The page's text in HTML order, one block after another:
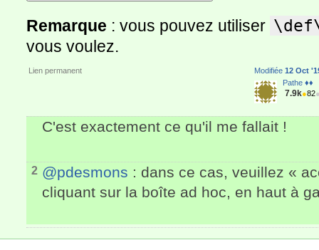
Remarque : vous pouvez utiliser
vous voulez.
Lien permanent Modifiée 12 Oct
Pathe ♦♦
7.9k●82
C'est exactement ce qu'il me fallait !
2 @pdesmons : dans ce cas, veuillez «
cliquant sur la boîte ad hoc, en haut à